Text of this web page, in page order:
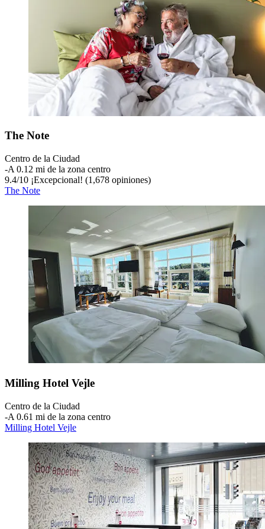
The Note
Centro de la Ciudad
‐A 0.12 mi de la zona centro
9.4/10 ¡Excepcional! (1,678 opiniones)
The Note
Milling Hotel Vejle
Centro de la Ciudad
‐A 0.61 mi de la zona centro
Milling Hotel Vejle